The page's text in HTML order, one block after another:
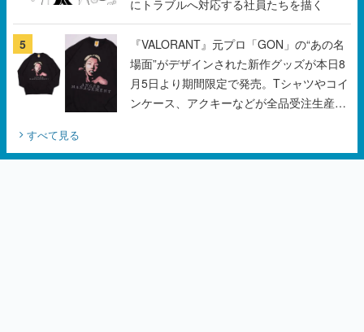
にトラブルへ対応する社員たちを描く
5
『VALORANT』元プロ「GON」の“あの名
場面”がデザインされた新作グッズが本日8
月5日より期間限定で発売。Tシャツやコイ
ンケース、アクキーなどが全品受注生産で
すべて見る